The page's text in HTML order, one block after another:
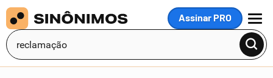
Assinar PRO
MENU